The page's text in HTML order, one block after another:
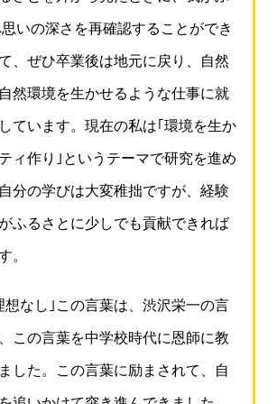
いの深さを再確認することができ
、ぜひ卒業後は地元に戻り、自然
然環境を生かせるような仕事に就
ています。現在の私は｢環境を生か
ィ作り｣というテーマで研究を進め
分の学びは大変稚拙ですが、経験
ふるさとに少しでも貢献できれば
。
想なし｣この言葉は、渋沢栄一の言
この言葉を中学校時代に恩師に教
した。この言葉に励まされて、自